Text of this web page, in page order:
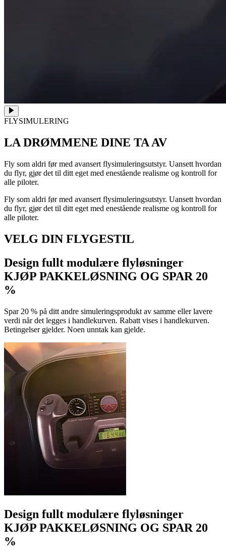
FLYSIMULERING
LA DRØMMENE DINE TA AV
Fly som aldri før med avansert flysimuleringsutstyr. Uansett hvordan
du flyr, gjør det til ditt eget med enestående realisme og kontroll for
alle piloter.
Fly som aldri før med avansert flysimuleringsutstyr. Uansett hvordan
du flyr, gjør det til ditt eget med enestående realisme og kontroll for
alle piloter.
VELG DIN FLYGESTIL
Design fullt modulære flyløsninger
KJØP PAKKELØSNING OG SPAR 20
%
Spar 20 % på ditt andre simuleringsprodukt av samme eller lavere
verdi når det legges i handlekurven. Rabatt vises i handlekurven.
Betingelser gjelder. Noen unntak kan gjelde.
Design fullt modulære flyløsninger
KJØP PAKKELØSNING OG SPAR 20
%